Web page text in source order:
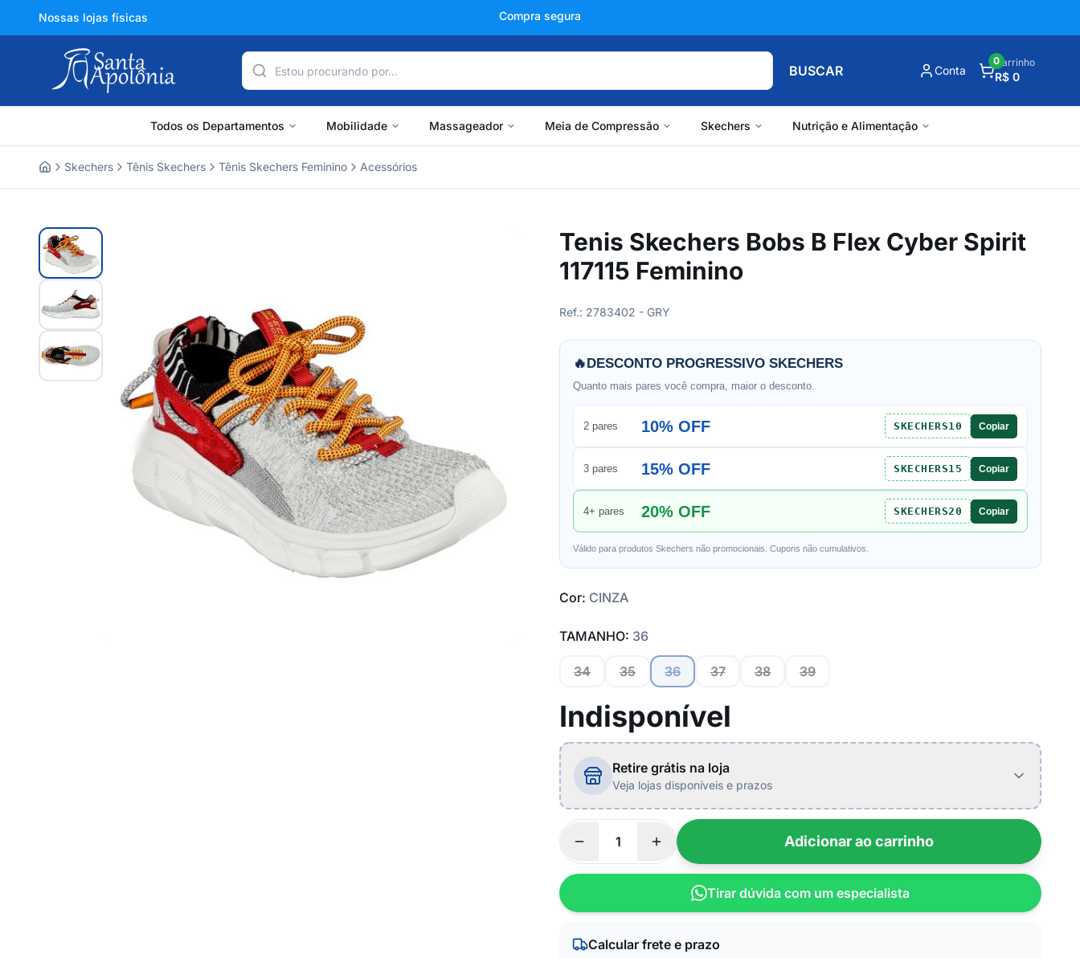
Nossas lojas físicas +150 mil avaliações
BUSCAR Conta
Carrinho
R$ 0
0
Todos os Departamentos Mobilidade Massageador Meia de Compressão Skechers Nutrição e Alimentação
Skechers Tênis Skechers Tênis Skechers Feminino Acessórios
Tenis Skechers Bobs B Flex Cyber Spirit
117115 Feminino
Ref.: 2783402 - GRY
🔥DESCONTO PROGRESSIVO SKECHERS
Quanto mais pares você compra, maior o desconto.
2 pares 10% OFF SKECHERS10 Copiar
3 pares 15% OFF SKECHERS15 Copiar
4+ pares 20% OFF SKECHERS20 Copiar
Válido para produtos Skechers não promocionais. Cupons não cumulativos.
Cor: CINZA
TAMANHO: 36
34 35 36 37 38 39
Indisponível
Retire grátis na loja
Veja lojas disponíveis e prazos
Adicionar ao carrinho
Tirar dúvida com um especialista
Calcular frete e prazo